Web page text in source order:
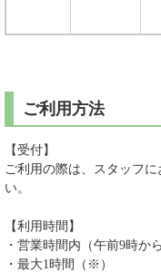
ご利用方法
【受付】
ご利用の際は、スタッフ
い。
【利用時間】
・営業時間内（午前9時か
・最大1時間（※）